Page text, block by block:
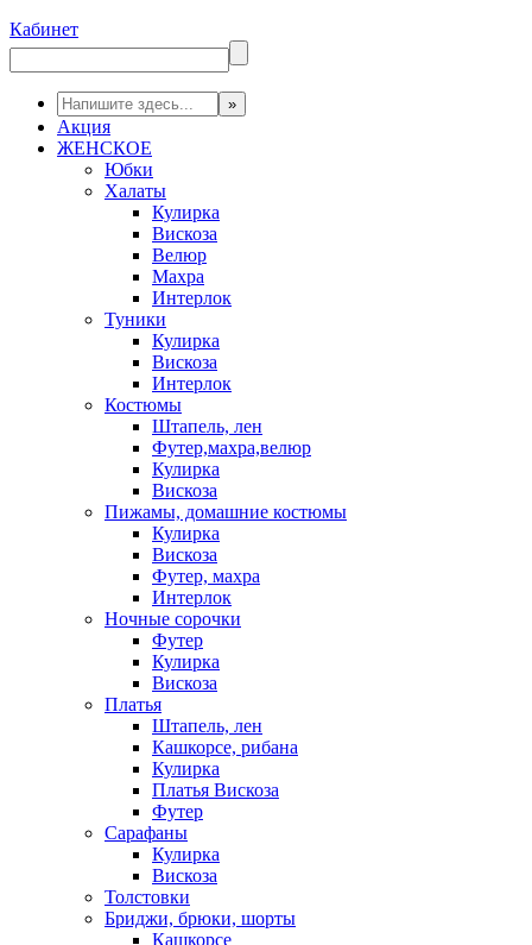
Кабинет
Акция
ЖЕНСКОЕ
Юбки
Халаты
Кулирка
Вискоза
Велюр
Махра
Интерлок
Туники
Кулирка
Вискоза
Интерлок
Костюмы
Штапель, лен
Футер,махра,велюр
Кулирка
Вискоза
Пижамы, домашние костюмы
Кулирка
Вискоза
Футер, махра
Интерлок
Ночные сорочки
Футер
Кулирка
Вискоза
Платья
Штапель, лен
Кашкорсе, рибана
Кулирка
Платья Вискоза
Футер
Сарафаны
Кулирка
Вискоза
Толстовки
Бриджи, брюки, шорты
Кашкорсе